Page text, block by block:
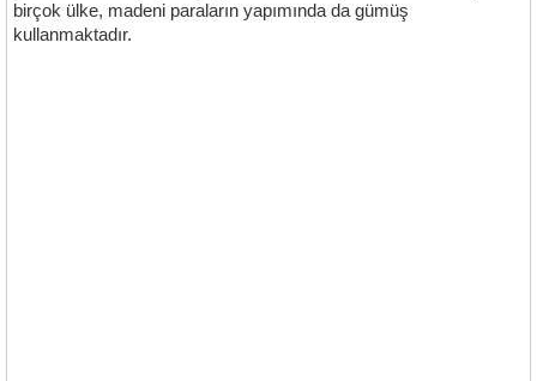
birçok ülke, madeni paraların yapımında da gümüş
kullanmaktadır.